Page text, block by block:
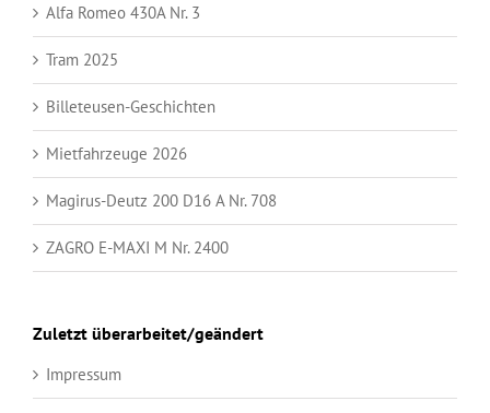
Alfa Romeo 430A Nr. 3
Tram 2025
Billeteusen-Geschichten
Mietfahrzeuge 2026
Magirus-Deutz 200 D16 A Nr. 708
ZAGRO E-MAXI M Nr. 2400
Zuletzt überarbeitet/geändert
Impressum